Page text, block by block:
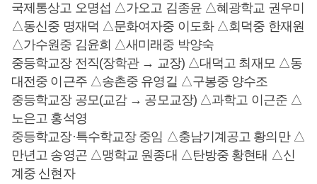
국제통상고 오명섭 △가오고 김종윤 △혜광학교 권우미
△동신중 명재덕 △문화여자중 이도화 △회덕중 한재원
△가수원중 김윤희 △새미래중 박양숙
중등학교장 전직(장학관 → 교장) △대덕고 최재모 △동
대전중 이근주 △송촌중 유영길 △구봉중 양수조
중등학교장 공모(교감 → 공모교장) △과학고 이근준 △
노은고 홍석영
중등학교장·특수학교장 중임 △충남기계공고 황의만 △
만년고 송영곤 △맹학교 원종대 △탄방중 황현태 △신
계중 신현자